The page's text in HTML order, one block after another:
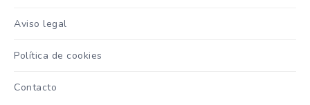
Aviso legal
Política de cookies
Contacto